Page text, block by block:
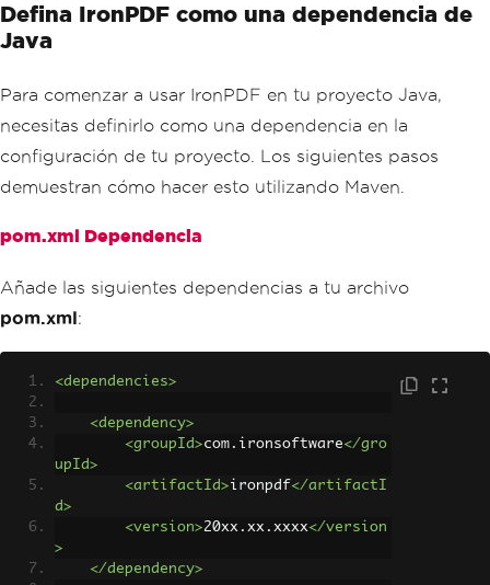
Defina IronPDF como una dependencia de
Java
Para comenzar a usar IronPDF en tu proyecto Java,
necesitas definirlo como una dependencia en la
configuración de tu proyecto. Los siguientes pasos
demuestran cómo hacer esto utilizando Maven.
pom.xml Dependencia
Añade las siguientes dependencias a tu archivo
pom.xml:
<dependencies>
<dependency>
<groupId>com.ironsoftware</gro
upId>
<artifactId>ironpdf</artifactI
d>
<version>20xx.xx.xxxx</version
>
</dependency>